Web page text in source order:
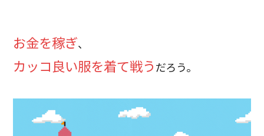
お金を稼ぎ、
カッコ良い服を着て戦うだろう。